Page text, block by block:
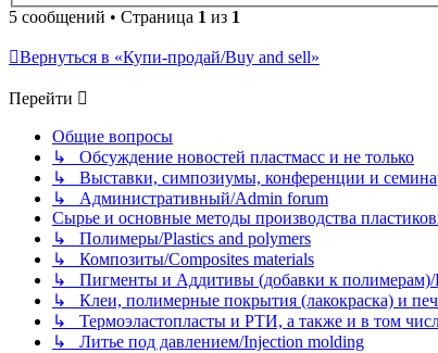
5 сообщений • Страница 1 из 1
Вернуться в «Купи-продай/Buy and sell»
Перейти
Общие вопросы
↳ Обсуждение новостей пластмасс и не только
↳ Выставки, симпозиумы, конференции и
↳ Административный/Admin forum
Сырье и основные методы производства
↳ Полимеры/Plastics and polymers
↳ Композиты/Сomposites materials
↳ Пигменты и Аддитивы (добавки к полимерам)/
↳ Клеи, полимерные покрытия (лакокраска) и
↳ Термоэластопласты и РТИ, а также и в том
↳ Литье под давлением/Injection molding